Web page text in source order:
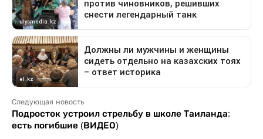
Следующая новость
Подросток устроил стрельбу в школе Таиланда:
есть погибшие (ВИДЕО)